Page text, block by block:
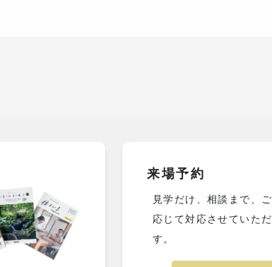
来場予約
見学だけ、相談まで、
応じて対応させていた
す。